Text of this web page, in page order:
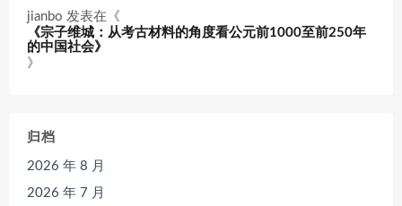
jianbo 发表在《
《宗子维城：从考古材料的角度看公元前1000至前250年
的中国社会》
》
归档
2026 年 8 月
2026 年 7 月